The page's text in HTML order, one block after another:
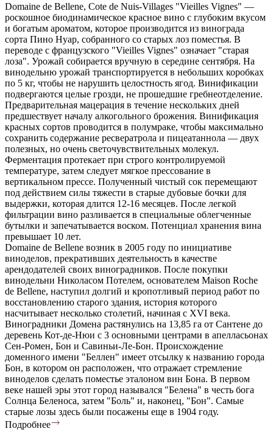
Domaine de Bellene, Cote de Nuis-Villages "Vieilles Vignes" —
роскошное биодинамическое красное вино с глубоким вкусом
и богатым ароматом, которое производится из винограда
сорта Пино Нуар, собранного со старых лоз поместья. В
переводе с французского "Vieilles Vignes" означает "старая
лоза". Урожай собирается вручную в середине сентября. На
винодельню урожай транспортируется в небольших коробках
по 5 кг, чтобы не нарушить целостность ягод. Винификации
подвергаются целые грозди, не прошедшие гребнеотделение.
Предварительная мацерация в течение нескольких дней
предшествует началу алкогольного брожения. Винификация
красных сортов проводится в полумраке, чтобы максимально
сохранить содержание ресвератрола и пицеатаннола — двух
полезных, но очень светочувствительных молекул.
Ферментация протекает при строго контролируемой
температуре, затем следует мягкое прессование в
вертикальном прессе. Полученный чистый сок перемещают
под действием силы тяжести в старые дубовые бочки для
выдержки, которая длится 12-16 месяцев. После легкой
фильтрации вино разливается в специальные облегченные
бутылки и запечатывается воском. Потенциал хранения вина
превышает 10 лет.
Domaine de Bellene возник в 2005 году по инициативе
виноделов, прекративших деятельность в качестве
арендодателей своих виноградников. После покупки
винодельни Николасом Потелем, основателем Maison Roche
de Bellene, наступил долгий и кропотливый период работ по
восстановлению старого здания, история которого
насчитывает несколько столетий, начиная с XVI века.
Виноградники Домена растянулись на 13,85 га от Сантене до
деревень Кот-де-Нюи с 3 основными центрами в апелласьонах
Сен-Ромен, Бон и Савиньи-Ле-Бон. Происхождение
доменного имени "Беллен" имеет отсылку к названию города
Бон, в котором он расположен, что отражает стремление
виноделов сделать поместье эталоном вин Бона. В первом
веке нашей эры этот город назывался "Белена" в честь бога
Солнца Беленоса, затем "Боль" и, наконец, "Бон". Самые
старые лозы здесь были посажены еще в 1904 году.
Подробнее